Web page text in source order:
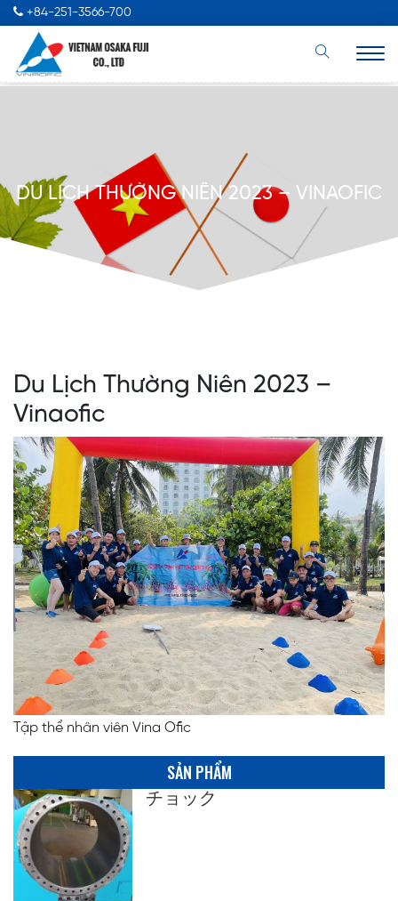
+84-251-3566-700
DU LỊCH THƯỜNG NIÊN 2023 – VINAOFIC
Du Lịch Thường Niên 2023 –
Vinaofic
Tập thể nhân viên Vina Ofic
SẢN PHẨM
チョック